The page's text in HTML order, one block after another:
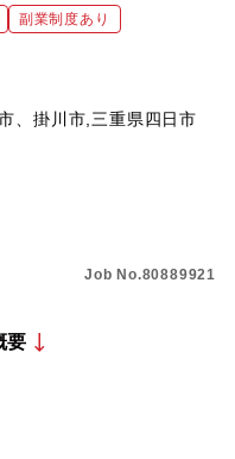
副業制度あり
、掛川市,三重県四日市
Job No.80889921
要